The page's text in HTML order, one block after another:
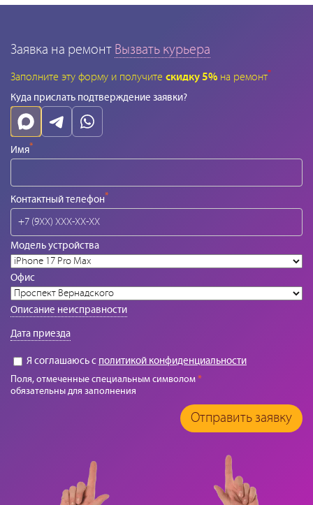
Заявка на ремонт Вызвать курьера
Заполните эту форму и получите скидку 5% на ремонт*
Куда прислать подтверждение заявки?
Имя*
Контактный телефон*
Модель устройства
Офис
Описание неисправности
Дата приезда
Я соглашаюсь с политикой конфиденциальности
Поля, отмеченные специальным символом*
обязательны для заполнения
Отправить заявку